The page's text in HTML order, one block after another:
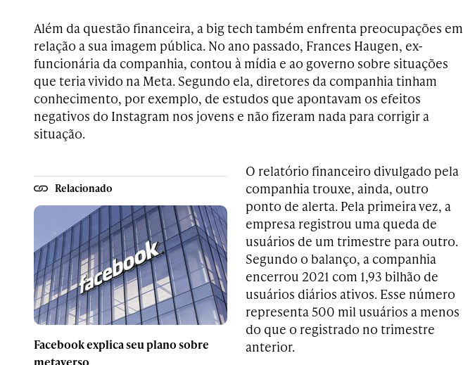
Além da questão financeira, a big tech também enfrenta preocupações em
relação a sua imagem pública. No ano passado, Frances Haugen, ex-
funcionária da companhia, contou à mídia e ao governo sobre situações
que teria vivido na Meta. Segundo ela, diretores da companhia tinham
conhecimento, por exemplo, de estudos que apontavam os efeitos
negativos do Instagram nos jovens e não fizeram nada para corrigir a
situação.
Relacionado
Facebook explica seu plano sobre
O relatório financeiro divulgado pela
companhia trouxe, ainda, outro
ponto de alerta. Pela primeira vez, a
empresa registrou uma queda de
usuários de um trimestre para outro.
Segundo o balanço, a companhia
encerrou 2021 com 1,93 bilhão de
usuários diários ativos. Esse número
representa 500 mil usuários a menos
do que o registrado no trimestre
anterior.